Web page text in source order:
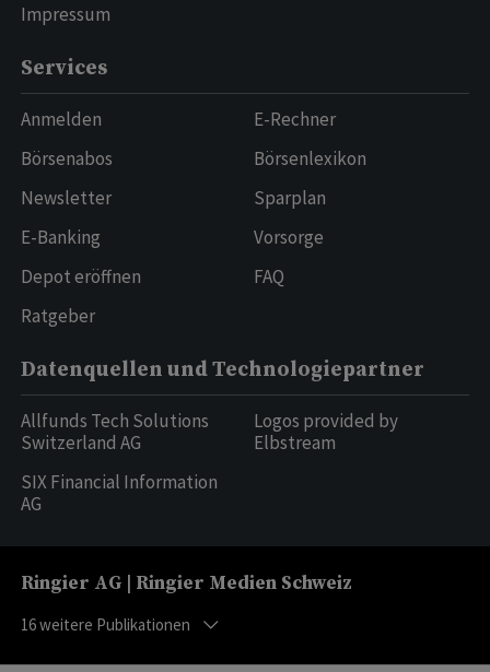
Impressum
Services
Anmelden
Börsenabos
Newsletter
E-Banking
Depot eröffnen
Ratgeber
E-Rechner
Börsenlexikon
Sparplan
Vorsorge
FAQ
Datenquellen und Technologiepartner
Allfunds Tech Solutions
Switzerland AG
SIX Financial Information
AG
Logos provided by
Elbstream
Ringier AG | Ringier Medien Schweiz
16weitere Publikationen